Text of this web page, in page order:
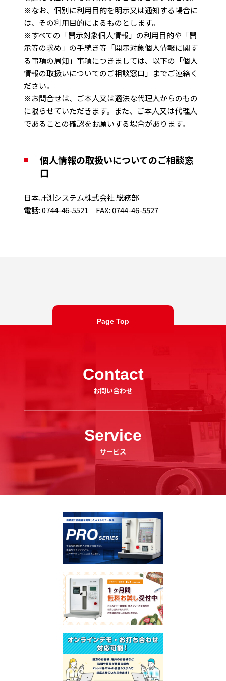
※なお、個別に利用目的を明示又は通知する場合に
は、その利用目的によるものとします。
※すべての「開示対象個人情報」の利用目的や「開
示等の求め」の手続き等「開示対象個人情報に関す
る事項の周知」事項につきましては、以下の「個人
情報の取扱いについてのご相談窓口」までご連絡く
ださい。
※お問合せは、ご本人又は適法な代理人からのもの
に限らせていただきます。また、ご本人又は代理人
であることの確認をお願いする場合があります。
個人情報の取扱いについてのご相談窓
口
日本計測システム株式会社 総務部
電話: 0744-46-5521 FAX: 0744-46-5527
Page Top
Contact
お問い合わせ
Service
サービス